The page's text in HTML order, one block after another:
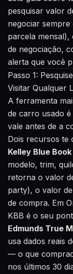
pesquisar valor
negociar
parcela
de negociação,
alerta que você
Passo 1:
Visitar Qualquer
A ferramenta
de carro usado
vale antes de a
Dois recursos te
Kelley Blue
modelo, trim,
retorna o valor
party), o valor
de compra. Em
KBB é o seu
Edmunds True
usa dados reais
— o que
nos últimos 30